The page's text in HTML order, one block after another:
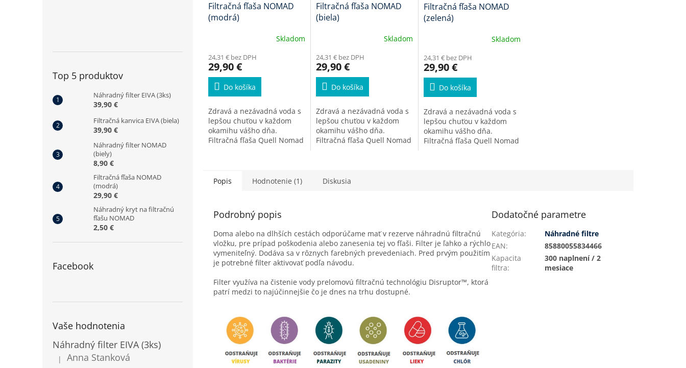
Top 5 produktov
Náhradný filter EIVA (3ks)
39,90 €
Filtračná kanvica EIVA (biela)
39,90 €
Náhradný filter NOMAD
(biely)
8,90 €
Filtračná fľaša NOMAD
(modrá)
29,90 €
Náhradný kryt na filtračnú
fľašu NOMAD
2,50 €
Facebook
Vaše hodnotenia
Náhradný filter EIVA (3ks)
Hodnotenie produktu je 5 z 5 hviezdičiek.
| Anna Stanková
Filtračná fľaša NOMAD
(modrá)
produktu
je
5,0
5
hviezdičiek.
Skladom
24,31 € bez DPH
29,90 €
Do košíka
Zdravá a nezávadná voda s
lepšou chuťou v každom
okamihu vášho dňa.
Filtračná fľaša Quell Nomad
dokazujú aj...
Filtračná fľaša NOMAD
(biela)
produktu
je
5,0
5
hviezdičiek.
Skladom
24,31 € bez DPH
29,90 €
Do košíka
Zdravá a nezávadná voda s
lepšou chuťou v každom
okamihu vášho dňa.
Filtračná fľaša Quell Nomad
dokazujú aj...
Filtračná fľaša NOMAD
(zelená)
Skladom
24,31 € bez DPH
29,90 €
Do košíka
Zdravá a nezávadná voda s
lepšou chuťou v každom
okamihu vášho dňa.
Filtračná fľaša Quell Nomad
Popis Hodnotenie (1) Diskusia
Podrobný popis
Doma alebo na dlhších cestách odporúčame mať v rezerve náhradnú filtračnú
vložku, pre prípad poškodenia alebo zanesenia tej vo fľaši. Filter je ľahko a rýchlo
vymeniteľný. Dodáva sa v rôznych farebných prevedeniach. Pred prvým použitím
je potrebné filter aktivovať podľa návodu.
Filter využíva na čistenie vody prelomovú filtračnú technológiu Disruptor™, ktorá
patrí medzi to najúčinnejšie čo je dnes na trhu dostupné.
Dodatočné parametre
Kategória:
Náhradné filtre
EAN:
85880055834466
Kapacita
filtra:
300 naplnení / 2
mesiace